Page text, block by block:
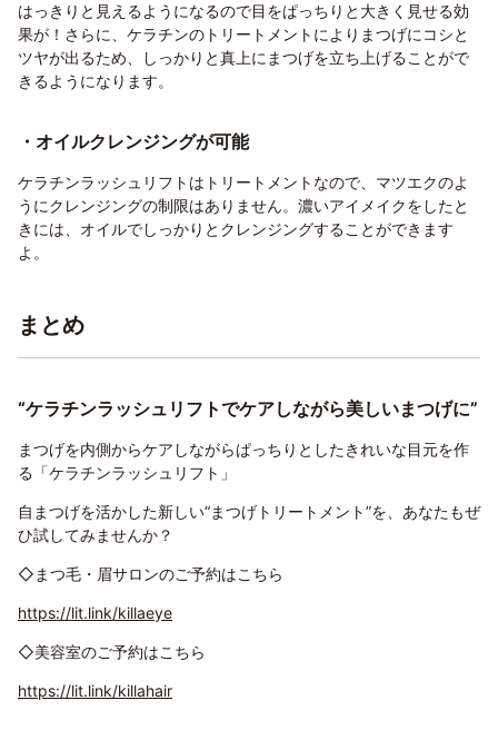
はっきりと見えるようになるので目をぱっちりと大きく見せる効
果が！さらに、ケラチンのトリートメントによりまつげにコシと
ツヤが出るため、しっかりと真上にまつげを立ち上げることがで
きるようになります。
・オイルクレンジングが可能
ケラチンラッシュリフトはトリートメントなので、マツエクのよ
うにクレンジングの制限はありません。濃いアイメイクをしたと
きには、オイルでしっかりとクレンジングすることができます
よ。
まとめ
“ケラチンラッシュリフトでケアしながら美しいまつげに”
まつげを内側からケアしながらぱっちりとしたきれいな目元を作
る「ケラチンラッシュリフト」
自まつげを活かした新しい“まつげトリートメント”を、あなたもぜ
ひ試してみませんか？
◇まつ毛・眉サロンのご予約はこちら
https://lit.link/killaeye
◇美容室のご予約はこちら
https://lit.link/killahair